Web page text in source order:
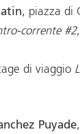
, piazza di
corrente #2
di viaggio
Puyade